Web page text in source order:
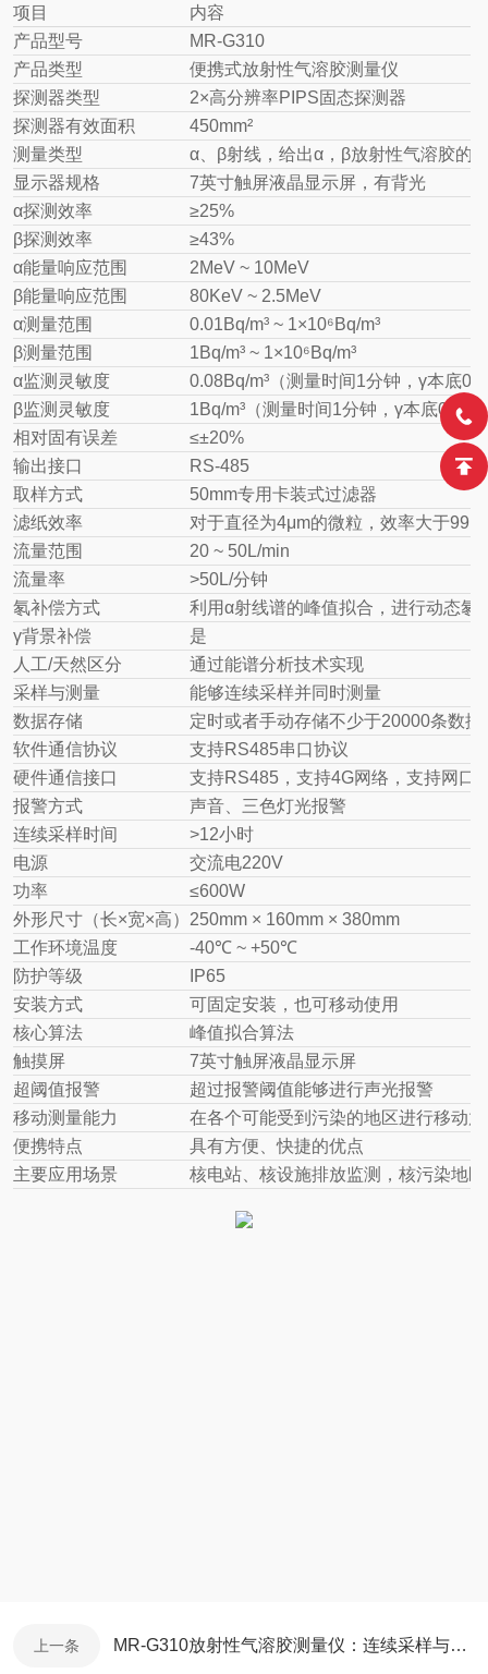
项目
内容
产品型号
MR-G310
产品类型
便携式放射性气溶胶测量仪
探测器类型
2×高分辨率PIPS固态探测器
探测器有效面积
450mm²
测量类型
α、β射线，给出α，β放射性气溶胶的
显示器规格
7英寸触屏液晶显示屏，有背光
α探测效率
≥25%
β探测效率
≥43%
α能量响应范围
2MeV ~ 10MeV
β能量响应范围
80KeV ~ 2.5MeV
α测量范围
0.01Bq/m³ ~ 1×10⁶Bq/m³
β测量范围
1Bq/m³ ~ 1×10⁶Bq/m³
α监测灵敏度
0.08Bq/m³（测量时间1分钟，γ本底
β监测灵敏度
1Bq/m³（测量时间1分钟，γ本底
相对固有误差
≤±20%
输出接口
RS-485
取样方式
50mm专用卡装式过滤器
滤纸效率
对于直径为4μm的微粒，效率大于
流量范围
20 ~ 50L/min
流量率
>50L/分钟
氡补偿方式
利用α射线谱的峰值拟合，进行动态氡
γ背景补偿
是
人工/天然区分
通过能谱分析技术实现
采样与测量
能够连续采样并同时测量
数据存储
定时或者手动存储不少于20000条数据
软件通信协议
支持RS485串口协议
硬件通信接口
支持RS485，支持4G网络，支持网口
报警方式
声音、三色灯光报警
连续采样时间
>12小时
电源
交流电220V
功率
≤600W
外形尺寸（长×宽×高） 250mm × 160mm × 380mm
工作环境温度
-40℃ ~ +50℃
防护等级
IP65
安装方式
可固定安装，也可移动使用
核心算法
峰值拟合算法
触摸屏
7英寸触屏液晶显示屏
超阈值报警
超过报警阈值能够进行声光报警
移动测量能力
在各个可能受到污染的地区进行移动
便携特点
具有方便、快捷的优点
主要应用场景
核电站、核设施排放监测，核污染地
上一条 MR-G310放射性气溶胶测量仪：连续采样与实时测量一体化设计